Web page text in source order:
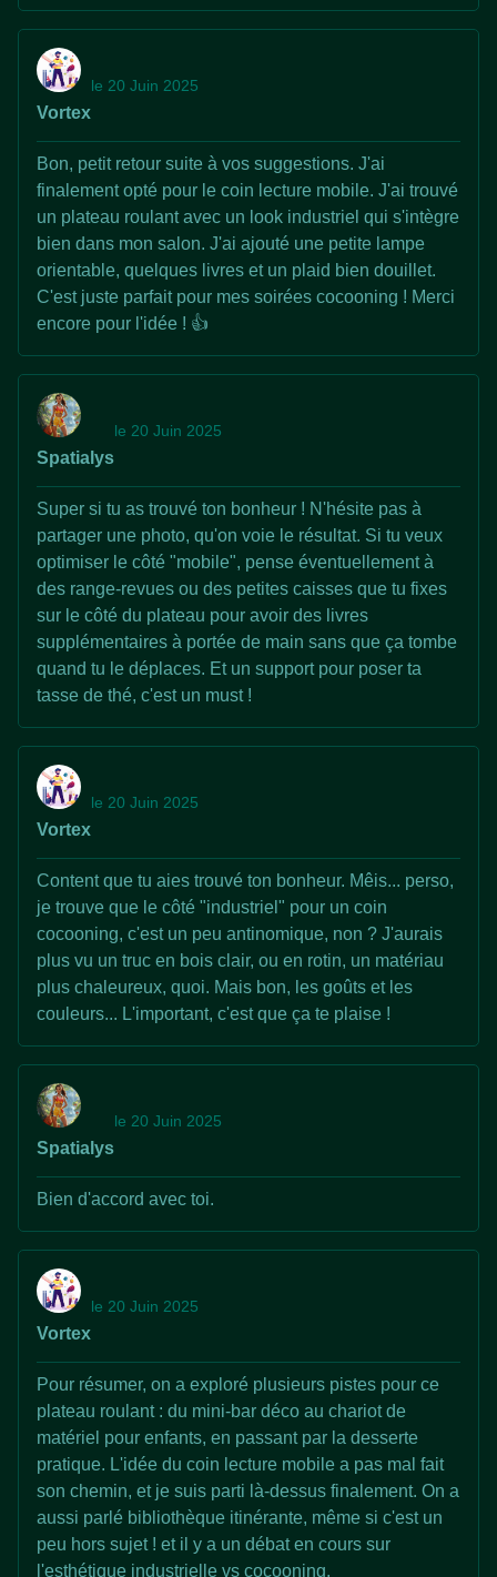
Vortex
le 20 Juin 2025
Bon, petit retour suite à vos suggestions. J'ai
finalement opté pour le coin lecture mobile. J'ai trouvé
un plateau roulant avec un look industriel qui s'intègre
bien dans mon salon. J'ai ajouté une petite lampe
orientable, quelques livres et un plaid bien douillet.
C'est juste parfait pour mes soirées cocooning ! Merci
encore pour l'idée ! 👍
Spatialys
le 20 Juin 2025
Super si tu as trouvé ton bonheur ! N'hésite pas à
partager une photo, qu'on voie le résultat. Si tu veux
optimiser le côté "mobile", pense éventuellement à
des range-revues ou des petites caisses que tu fixes
sur le côté du plateau pour avoir des livres
supplémentaires à portée de main sans que ça tombe
quand tu le déplaces. Et un support pour poser ta
tasse de thé, c'est un must !
Vortex
le 20 Juin 2025
Content que tu aies trouvé ton bonheur. Mêis... perso,
je trouve que le côté "industriel" pour un coin
cocooning, c'est un peu antinomique, non ? J'aurais
plus vu un truc en bois clair, ou en rotin, un matériau
plus chaleureux, quoi. Mais bon, les goûts et les
couleurs... L'important, c'est que ça te plaise !
Spatialys
le 20 Juin 2025
Bien d'accord avec toi.
Vortex
le 20 Juin 2025
Pour résumer, on a exploré plusieurs pistes pour ce
plateau roulant : du mini-bar déco au chariot de
matériel pour enfants, en passant par la desserte
pratique. L'idée du coin lecture mobile a pas mal fait
son chemin, et je suis parti là-dessus finalement. On a
aussi parlé bibliothèque itinérante, même si c'est un
peu hors sujet ! et il y a un débat en cours sur
l'esthétique industrielle vs cocooning.